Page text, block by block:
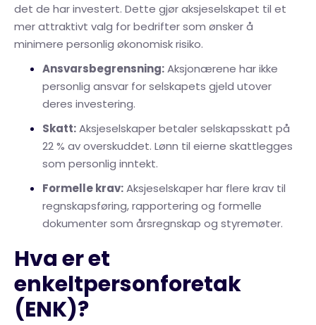
det de har investert. Dette gjør aksjeselskapet til et
mer attraktivt valg for bedrifter som ønsker å
minimere personlig økonomisk risiko.
Ansvarsbegrensning:Aksjonærene har ikke
personlig ansvar for selskapets gjeld utover
deres investering.
Skatt:Aksjeselskaper betaler selskapsskatt på
22 % av overskuddet. Lønn til eierne skattlegges
som personlig inntekt.
Formelle krav:Aksjeselskaper har flere krav til
regnskapsføring, rapportering og formelle
dokumenter som årsregnskap og styremøter.
Hva er et
enkeltpersonforetak
(ENK)?